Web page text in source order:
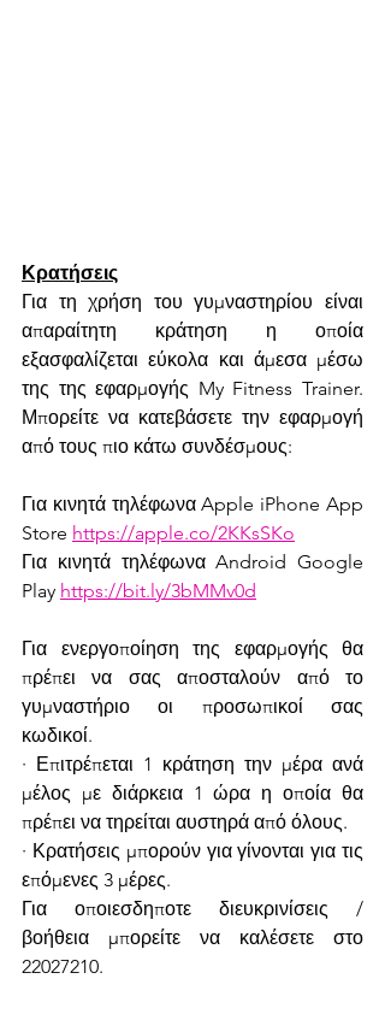
Κρατήσεις
Για τη χρήση του γυμναστηρίου είναι
απαραίτητη κράτηση η οποία
εξασφαλίζεται εύκολα και άμεσα μέσω
της της εφαρμογής My Fitness Trainer.
Μπορείτε να κατεβάσετε την εφαρμογή
από τους πιο κάτω συνδέσμους:
Για κινητά τηλέφωνα Apple iPhone App
Store https://apple.co/2KKsSKo
Για κινητά τηλέφωνα Android Google
Play https://bit.ly/3bMMv0d
Για ενεργοποίηση της εφαρμογής θα
πρέπει να σας αποσταλούν από το
γυμναστήριο οι προσωπικοί σας
κωδικοί.
· Επιτρέπεται 1 κράτηση την μέρα ανά
μέλος με διάρκεια 1 ώρα η οποία θα
πρέπει να τηρείται αυστηρά από όλους.
· Κρατήσεις μπορούν για γίνονται για τις
επόμενες 3 μέρες.
Για οποιεσδηποτε διευκρινίσεις /
βοήθεια μπορείτε να καλέσετε στο
22027210.